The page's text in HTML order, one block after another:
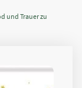
und Trauer zu